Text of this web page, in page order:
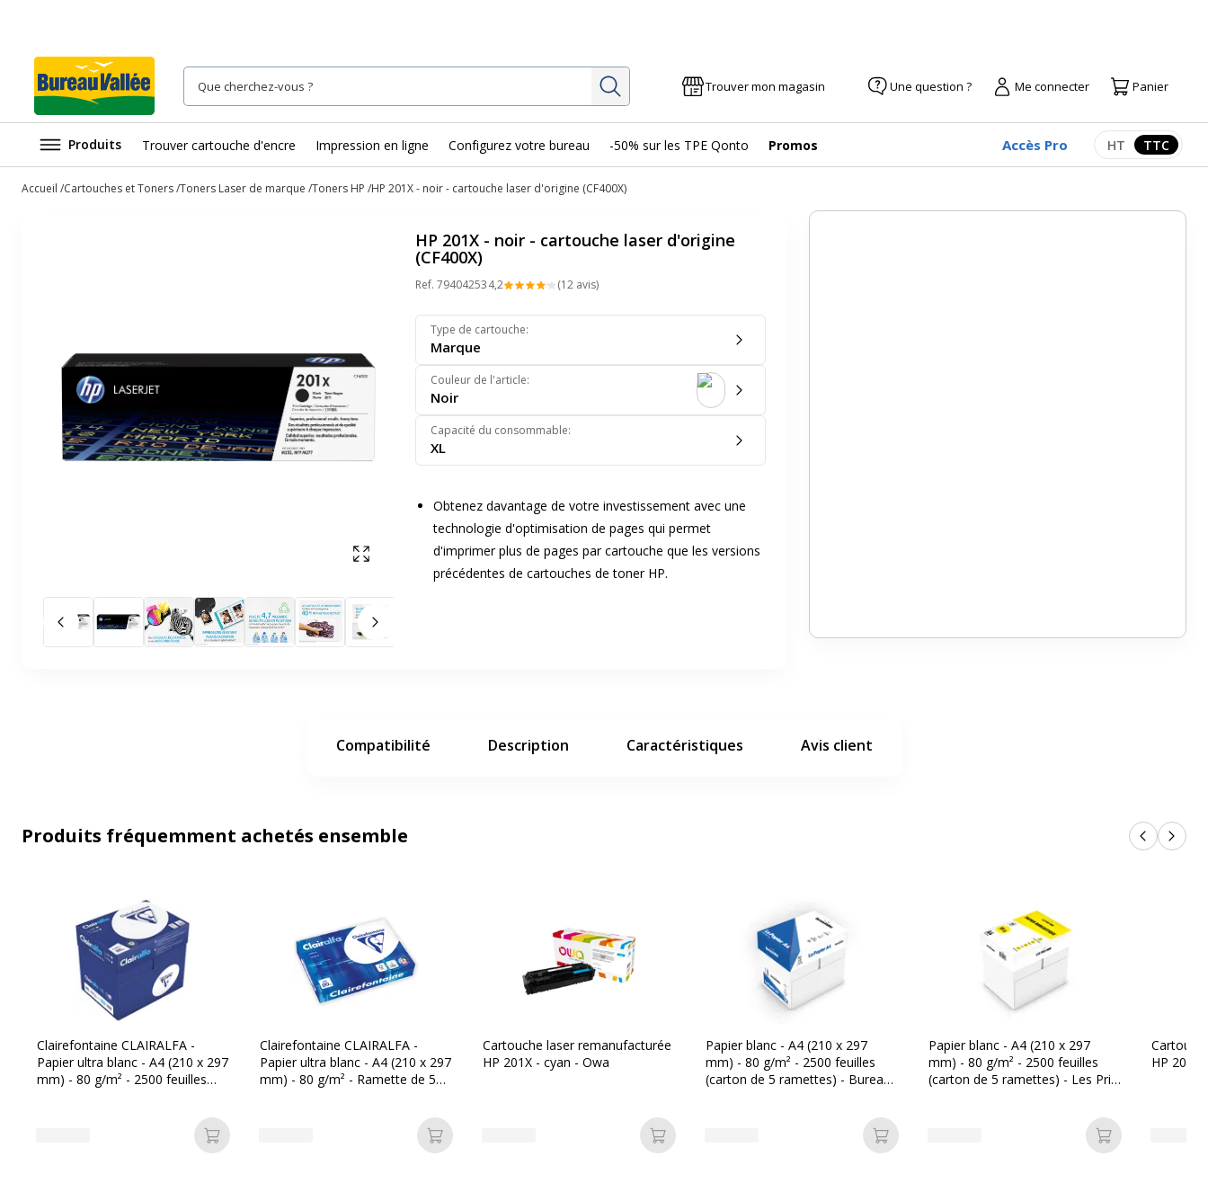
Rechercher Trouver mon magasin Une question ? Me connecter Panier
Produits Trouver cartouche d'encre Impression en ligne Configurez votre bureau -50% sur les TPE Qonto Promos Accès Pro Afficher les
HT TTC
Accueil Cartouches et Toners Toners Laser de marque Toners HP HP 201X - noir - cartouche laser d'origine (CF400X)
Afficher en plein écran
Slide précédent Slide suivant
HP 201X - noir - cartouche laser d'origine
(CF400X)
Ref. 794042534,2 (12 avis)
Type de cartouche:
Marque
Couleur de l'article:
Noir
Capacité du consommable:
XL
Obtenez davantage de votre investissement avec une
technologie d'optimisation de pages qui permet
d'imprimer plus de pages par cartouche que les versions
précédentes de cartouches de toner HP.
Compatibilité Description Caractéristiques Avis client
Produits fréquemment achetés ensemble Produits
Clairefontaine CLAIRALFA -
Papier ultra blanc - A4 (210 x 297
mm) - 80 g/m² - 2500 feuilles
Ajouter au panier
Clairefontaine CLAIRALFA -
Papier ultra blanc - A4 (210 x 297
mm) - 80 g/m² - Ramette de 500
Ajouter au panier
Cartouche laser remanufacturée
HP 201X - cyan - Owa
Ajouter au panier
Papier blanc - A4 (210 x 297
mm) - 80 g/m² - 2500 feuilles
(carton de 5 ramettes) - Bureau
Ajouter au panier
Papier blanc - A4 (210 x 297
mm) - 80 g/m² - 2500 feuilles
(carton de 5 ramettes) - Les Prix
Ajouter au
HP 201X